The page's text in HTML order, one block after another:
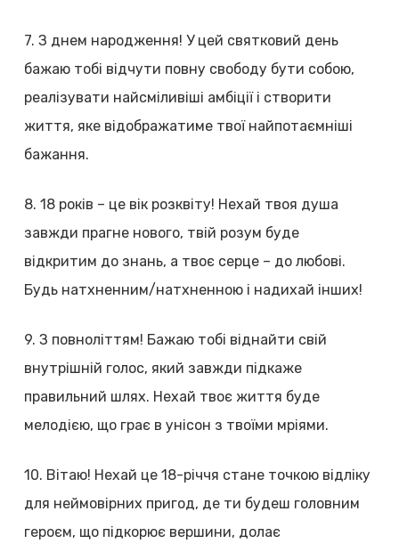
7. З днем народження! У цей святковий день
бажаю тобі відчути повну свободу бути собою,
реалізувати найсміливіші амбіції і створити
життя, яке відображатиме твої найпотаємніші
бажання.
8. 18 років – це вік розквіту! Нехай твоя душа
завжди прагне нового, твій розум буде
відкритим до знань, а твоє серце – до любові.
Будь натхненним/натхненною і надихай інших!
9. З повноліттям! Бажаю тобі віднайти свій
внутрішній голос, який завжди підкаже
правильний шлях. Нехай твоє життя буде
мелодією, що грає в унісон з твоїми мріями.
10. Вітаю! Нехай це 18-річчя стане точкою відліку
для неймовірних пригод, де ти будеш головним
героєм, що підкорює вершини, долає